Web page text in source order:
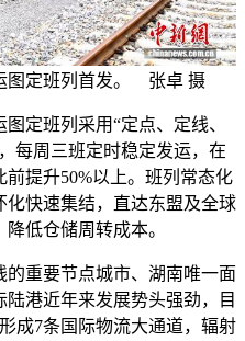
图定班列首发。 张卓 摄
班列采用“定点、定线、
每周三班定时稳定发运，在
提升50%以上。班列常态化
快速集结，直达东盟及全球
低仓储周转成本。
重要节点城市、湖南唯一面
港近年来发展势头强劲，目
成7条国际物流大通道，辐射